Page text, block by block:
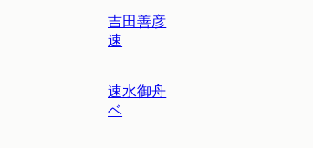
吉田善彦
速
速水御舟
ベ